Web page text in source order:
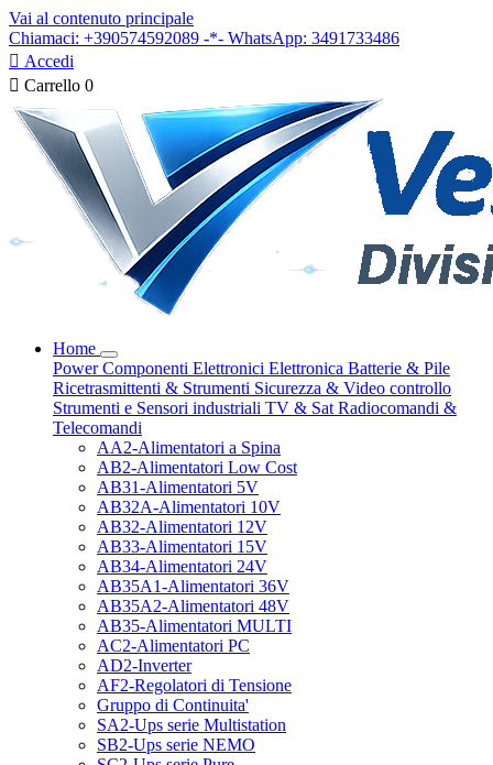
Vai al contenuto principale
Chiamaci: +390574592089 -*- WhatsApp: 3491733486
 Accedi
 Carrello 0
Home
PowerComponenti Elettronici Elettronica Batterie & Pile
Ricetrasmittenti & Strumenti Sicurezza & Video controllo
Strumenti e Sensori industriali TV & Sat Radiocomandi &
Telecomandi
AA2-Alimentatori a Spina
AB2-Alimentatori Low Cost
AB31-Alimentatori 5V
AB32A-Alimentatori 10V
AB32-Alimentatori 12V
AB33-Alimentatori 15V
AB34-Alimentatori 24V
AB35A1-Alimentatori 36V
AB35A2-Alimentatori 48V
AB35-Alimentatori MULTI
AC2-Alimentatori PC
AD2-Inverter
AF2-Regolatori di Tensione
Gruppo di Continuita'
SA2-Ups serie Multistation
SB2-Ups serie NEMO